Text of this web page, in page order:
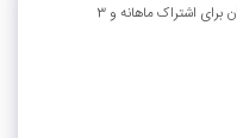
کد تخفیف 30 درصدی سرور مجازی NMVE ایران برای اشتراک ماهانه و 3